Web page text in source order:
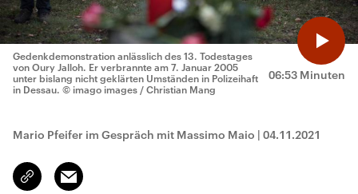
06:53 Minuten
Gedenkdemonstration anlässlich des 13. Todestages
von Oury Jalloh. Er verbrannte am 7. Januar 2005
unter bislang nicht geklärten Umständen in Polizeihaft
in Dessau. © imago images / Christian Mang
Mario Pfeifer im Gespräch mit Massimo Maio | 04.11.2021
Link
kopieren/teilen
Email